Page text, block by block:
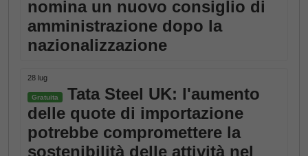
nomina un nuovo consiglio di
amministrazione dopo la
nazionalizzazione
28 lug
Gratuita
Tata Steel UK: l'aumento
delle quote di importazione
potrebbe compromettere la
sostenibilità delle attività nel